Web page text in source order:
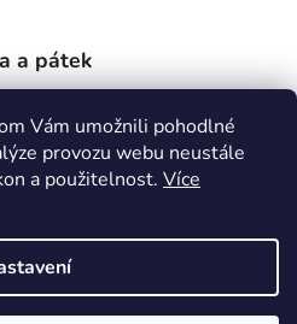
Vám umožnili pohodlné
provozu webu neustále
a použitelnost. Více
a pátek